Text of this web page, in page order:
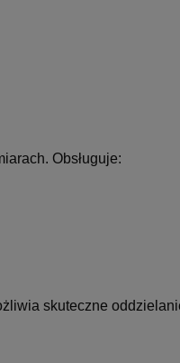
Obsługuje:
skuteczne